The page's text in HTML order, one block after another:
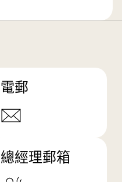
電郵
總經理郵箱